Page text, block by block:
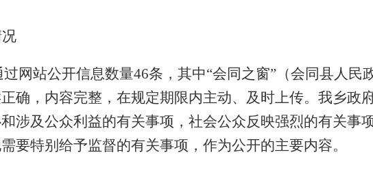
网站公开信息数量46条，其中“会同之窗”（会同县人民
确，内容完整，在规定期限内主动、及时上传。我乡政
涉及公众利益的有关事项，社会公众反映强烈的有关事
要特别给予监督的有关事项，作为公开的主要内容。